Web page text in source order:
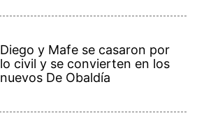
Diego y Mafe se casaron por
lo civil y se convierten en los
nuevos De Obaldía